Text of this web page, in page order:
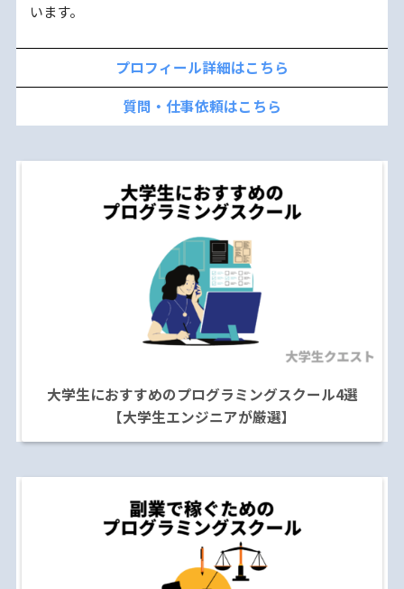
います。
プロフィール詳細はこちら
質問・仕事依頼はこちら
大学生におすすめのプログラミングスクール4選
【大学生エンジニアが厳選】